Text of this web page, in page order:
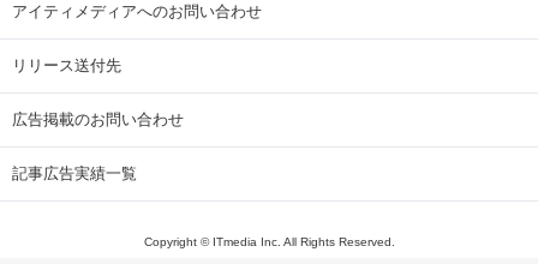
アイティメディアへのお問い合わせ
リリース送付先
広告掲載のお問い合わせ
記事広告実績一覧
Copyright © ITmedia Inc. All Rights Reserved.